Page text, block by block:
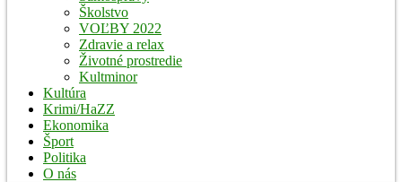
Školstvo
VOĽBY 2022
Zdravie a relax
Životné prostredie
Kultminor
Kultúra
Krimi/HaZZ
Ekonomika
Šport
Politika
O nás